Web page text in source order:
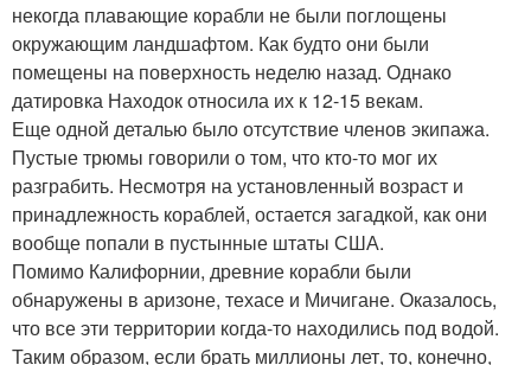
некогда плавающие корабли не были поглощены
окружающим ландшафтом. Как будто они были
помещены на поверхность неделю назад. Однако
датировка Находок относила их к 12-15 векам.
Еще одной деталью было отсутствие членов экипажа.
Пустые трюмы говорили о том, что кто-то мог их
разграбить. Несмотря на установленный возраст и
принадлежность кораблей, остается загадкой, как они
вообще попали в пустынные штаты США.
Помимо Калифорнии, древние корабли были
обнаружены в аризоне, техасе и Мичигане. Оказалось,
что все эти территории когда-то находились под водой.
Таким образом, если брать миллионы лет, то, конечно,